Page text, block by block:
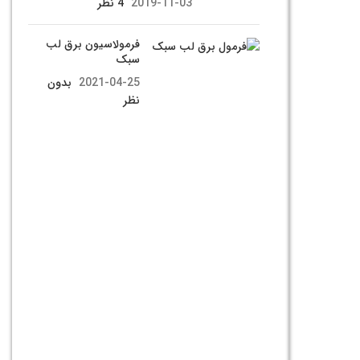
فرمولاسیون برق لب
سبک
2021-04-25 بدون
نظر